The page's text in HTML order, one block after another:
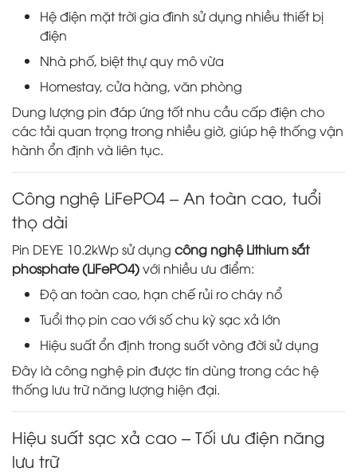
Hệ điện mặt trời gia đình sử dụng nhiều thiết bị
điện
Nhà phố, biệt thự quy mô vừa
Homestay, cửa hàng, văn phòng
Dung lượng pin đáp ứng tốt nhu cầu cấp điện cho
các tải quan trọng trong nhiều giờ, giúp hệ thống vận
hành ổn định và liên tục.
Công nghệ LiFePO4 – An toàn cao, tuổi
thọ dài
Pin DEYE 10.2kWp sử dụng công nghệ Lithium sắt
phosphate (LiFePO4)với nhiều ưu điểm:
Độ an toàn cao, hạn chế rủi ro cháy nổ
Tuổi thọ pin cao với số chu kỳ sạc xả lớn
Hiệu suất ổn định trong suốt vòng đời sử dụng
Đây là công nghệ pin được tin dùng trong các hệ
thống lưu trữ năng lượng hiện đại.
Hiệu suất sạc xả cao – Tối ưu điện năng
lưu trữ